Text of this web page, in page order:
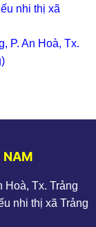
nhi thị xã
P. An Hoà, Tx.
NAM
Hoà, Tx. Trảng
nhi thị xã Trảng